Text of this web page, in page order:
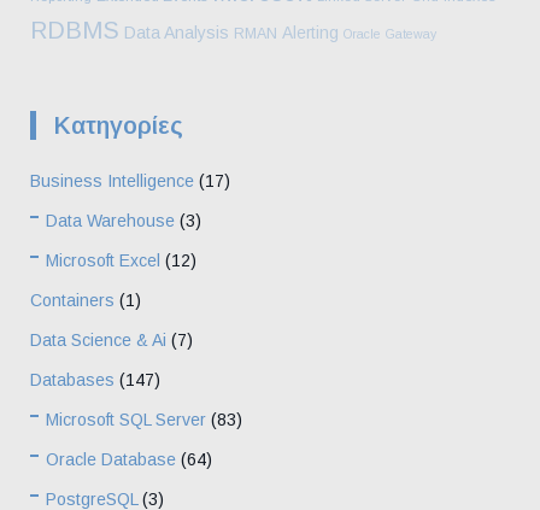
RDBMS Data Analysis RMAN Alerting Oracle Gateway
Kατηγορίες
Business Intelligence (17)
Data Warehouse (3)
Microsoft Excel (12)
Containers (1)
Data Science & Ai (7)
Databases (147)
Microsoft SQL Server (83)
Oracle Database (64)
PostgreSQL (3)